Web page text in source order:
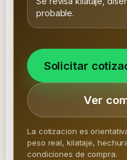
probable.
Solicitar
Ver
La cotizacion es
peso real, kilataje,
condiciones de compra.